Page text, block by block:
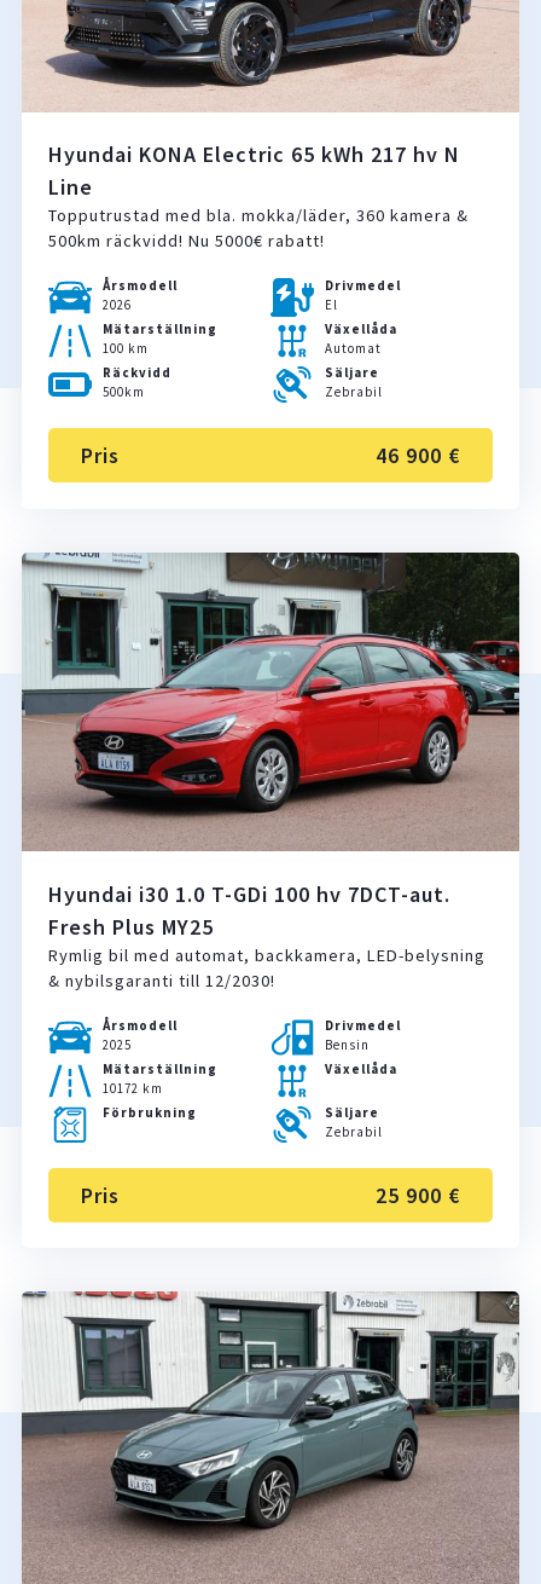
Hyundai KONA Electric 65 kWh 217 hv N
Line
Topputrustad med bla. mokka/läder, 360 kamera &
500km räckvidd! Nu 5000€ rabatt!
Årsmodell
2026
Drivmedel
El
Mätarställning
100 km
Växellåda
Automat
Räckvidd
500km
Säljare
Zebrabil
Pris 46 900 €
Hyundai i30 1.0 T-GDi 100 hv 7DCT-aut.
Fresh Plus MY25
Rymlig bil med automat, backkamera, LED-belysning
& nybilsgaranti till 12/2030!
Årsmodell
2025
Drivmedel
Bensin
Mätarställning
10172 km
Växellåda
Förbrukning
Säljare
Zebrabil
Pris 25 900 €